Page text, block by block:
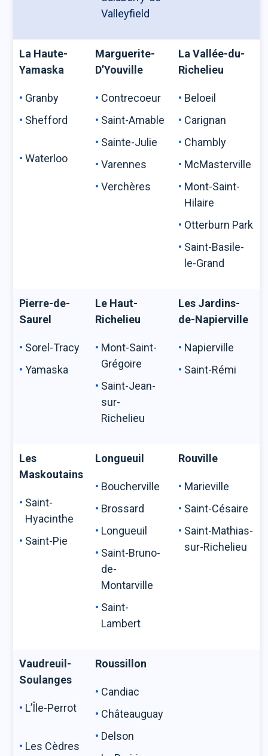
Valleyfield
La Haute-
Yamaska
Granby
Shefford
Waterloo
Marguerite-
D’Youville
Contrecoeur
Saint-Amable
Sainte-Julie
Varennes
Verchères
La Vallée-du-
Richelieu
Beloeil
Carignan
Chambly
McMasterville
Mont-Saint-
Hilaire
Otterburn Park
Saint-Basile-
le-Grand
Pierre-de-
Saurel
Sorel-Tracy
Yamaska
Le Haut-
Richelieu
Mont-Saint-
Grégoire
Saint-Jean-
sur-
Richelieu
Les Jardins-
de-Napierville
Napierville
Saint-Rémi
Les
Maskoutains
Saint-
Hyacinthe
Saint-Pie
Longueuil
Boucherville
Brossard
Longueuil
Saint-Bruno-
de-
Montarville
Saint-
Lambert
Rouville
Marieville
Saint-Césaire
Saint-Mathias-
sur-Richelieu
Vaudreuil-
Soulanges
L’Île-Perrot
Les Cèdres
Roussillon
Candiac
Châteauguay
Delson